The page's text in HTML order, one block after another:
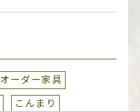
オーダー家具
こんまり